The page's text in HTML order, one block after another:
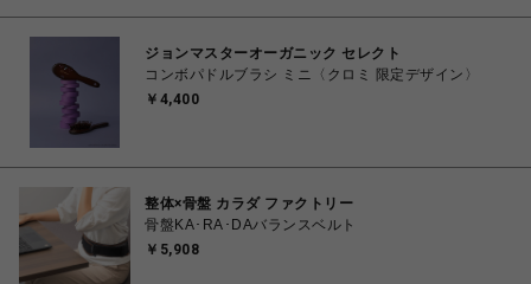
ジョンマスターオーガニック セレクト
コンボパドルブラシ ミニ〈クロミ 限定デザイン〉
￥4,400
整体×骨盤 カラダ ファクトリー
骨盤KA･RA･DAバランスベルト
￥5,908